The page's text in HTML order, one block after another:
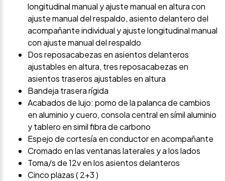
longitudinal manual y ajuste manual en altura con
ajuste manual del respaldo, asiento delantero del
acompañante individual y ajuste longitudinal manual
con ajuste manual del respaldo
Dos reposacabezas en asientos delanteros
ajustables en altura, tres reposacabezas en
asientos traseros ajustables en altura
Bandeja trasera rígida
Acabados de lujo: pomo de la palanca de cambios
en aluminio y cuero, consola central en símil aluminio
y tablero en simil fibra de carbono
Espejo de cortesía en conductor en acompañante
Cromado en las ventanas laterales y a los lados
Toma/s de 12v en los asientos delanteros
Cinco plazas ( 2+3 )